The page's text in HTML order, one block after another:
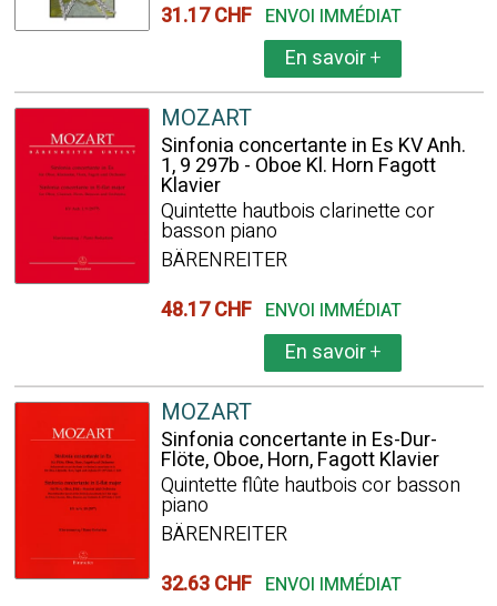
31.17 CHF ENVOI IMMÉDIAT
En savoir+
MOZART
Sinfonia concertante in Es KV Anh.
1, 9 297b - Oboe Kl. Horn Fagott
Klavier
Quintette hautbois clarinette cor
basson piano
BÄRENREITER
48.17 CHF ENVOI IMMÉDIAT
En savoir+
MOZART
Sinfonia concertante in Es-Dur-
Flöte, Oboe, Horn, Fagott Klavier
Quintette flûte hautbois cor basson
piano
BÄRENREITER
32.63 CHF ENVOI IMMÉDIAT